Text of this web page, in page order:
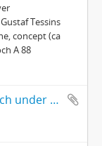
Tessins
concept (ca
A 88
Carl Hallendorf: Ålandsfrågan före och under Krimkriget